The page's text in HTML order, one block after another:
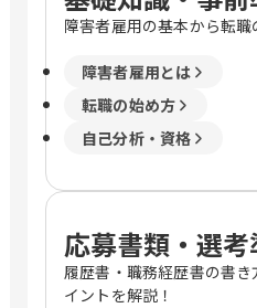
障害者雇用の基本から転職
障害者雇用とは
転職の始め方
自己分析・資格
応募書類・選
履歴書・職務経歴書の書
イントを解説！